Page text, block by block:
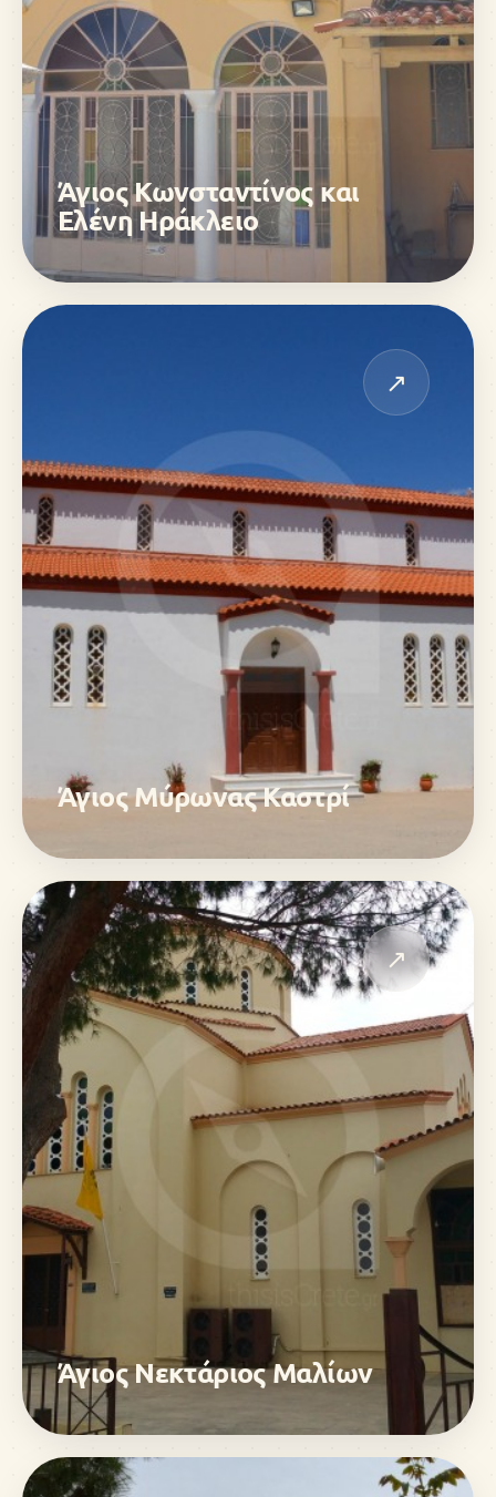
Άγιος Κωνσταντίνος και
Ελένη Ηράκλειο
↗
Άγιος Μύρωνας Καστρί
↗
Άγιος Νεκτάριος Μαλίων